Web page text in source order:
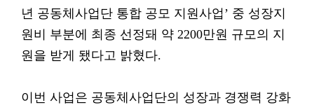
년 공동체사업단 통합 공모 지원사업’ 중 성장지
원비 부분에 최종 선정돼 약 2200만원 규모의 지
원을 받게 됐다고 밝혔다.
이번 사업은 공동체사업단의 성장과 경쟁력 강화